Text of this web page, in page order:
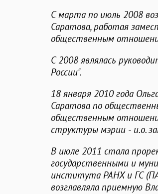
С марта по июль 2008
Саратова, работая
общественным
С 2008 являлась
России".
18 января 2010 года
Саратова по
общественным
структуры мэрии - и.о.
В июле 2011 стала
государственными и
института РАНХ и ГС
возглавляла приемную